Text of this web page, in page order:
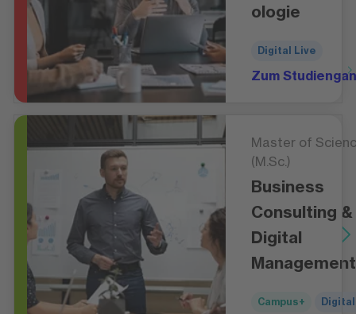
ologie
Digital Live
Zum
Master of
(M.Sc.)
Business
Consulting &
Digital
Management
Campus+